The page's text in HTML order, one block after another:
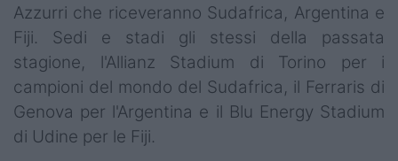
Campionati
Serie A
Serie B
Serie C
Azzurri che riceveranno Sudafrica, Argentina e
Fiji. Sedi e stadi gli stessi della passata
stagione, l'Allianz Stadium di Torino per i
campioni del mondo del Sudafrica, il Ferraris di
Genova per l'Argentina e il Blu Energy Stadium
di Udine per le Fiji.